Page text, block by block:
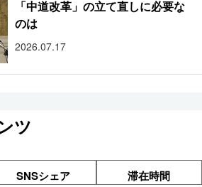
「中道改革」の立て直しに必要な
のは
2026.07.17
ツ
SNSシェア 滞在時間